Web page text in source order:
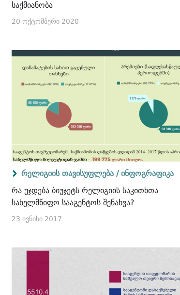
საქმიანობა
20 ოქტომბერი 2020
რელიგიის თავისუფლება / ინფოგრაფიკა
რა უჯდება ბიუჯეტს რელიგიის საკითხთა
სახელმწიფო სააგენტოს შენახვა?
23 ივნისი 2017